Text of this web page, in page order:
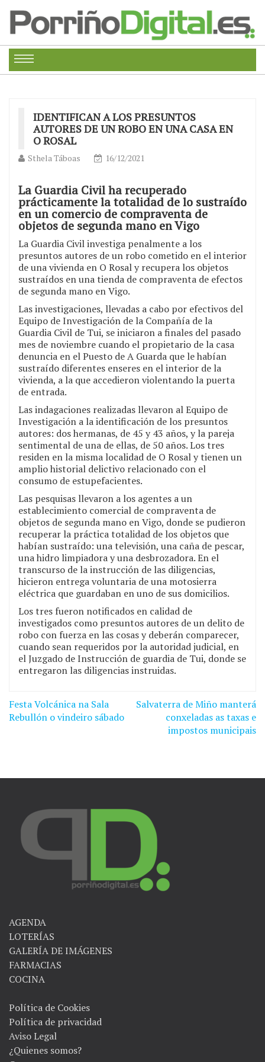
IDENTIFICAN A LOS PRESUNTOS
AUTORES DE UN ROBO EN UNA CASA EN
O ROSAL
Sthela Táboas 16/12/2021
La Guardia Civil ha recuperado
prácticamente la totalidad de lo sustraído
en un comercio de compraventa de
objetos de segunda mano en Vigo
La Guardia Civil investiga penalmente a los
presuntos autores de un robo cometido en el interior
de una vivienda en O Rosal y recupera los objetos
sustraídos en una tienda de compraventa de efectos
de segunda mano en Vigo.
Las investigaciones, llevadas a cabo por efectivos del
Equipo de Investigación de la Compañía de la
Guardia Civil de Tui, se iniciaron a finales del pasado
mes de noviembre cuando el propietario de la casa
denuncia en el Puesto de A Guarda que le habían
sustraído diferentes enseres en el interior de la
vivienda, a la que accedieron violentando la puerta
de entrada.
Las indagaciones realizadas llevaron al Equipo de
Investigación a la identificación de los presuntos
autores: dos hermanas, de 45 y 43 años, y la pareja
sentimental de una de ellas, de 50 años. Los tres
residen en la misma localidad de O Rosal y tienen un
amplio historial delictivo relacionado con el
consumo de estupefacientes.
Las pesquisas llevaron a los agentes a un
establecimiento comercial de compraventa de
objetos de segunda mano en Vigo, donde se pudieron
recuperar la práctica totalidad de los objetos que
habían sustraído: una televisión, una caña de pescar,
una hidro limpiadora y una desbrozadora. En el
transcurso de la instrucción de las diligencias,
hicieron entrega voluntaria de una motosierra
eléctrica que guardaban en uno de sus domicilios.
Los tres fueron notificados en calidad de
investigados como presuntos autores de un delito de
robo con fuerza en las cosas y deberán comparecer,
cuando sean requeridos por la autoridad judicial, en
el Juzgado de Instrucción de guardia de Tui, donde se
entregaron las diligencias instruidas.
Navegación
Festa Volcánica na Sala
Rebullón o vindeiro sábado
Salvaterra de Miño manterá
conxeladas as taxas e
impostos municipais
AGENDA
LOTERÍAS
GALERÍA DE IMÁGENES
FARMACIAS
COCINA
Política de Cookies
Política de privacidad
Aviso Legal
¿Quienes somos?